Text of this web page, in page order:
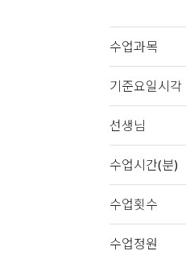
수업과목
기준요일시각
선생님
수업시간(분)
수업횟수
수업정원